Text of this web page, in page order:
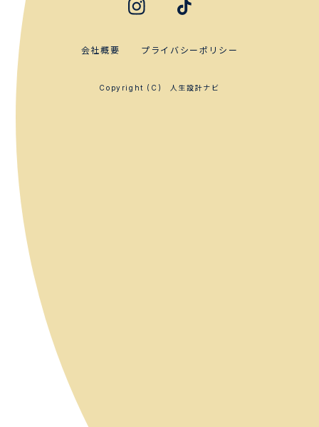
会社概要 プライバシーポリシー
Copyright (C) 人生設計ナビ